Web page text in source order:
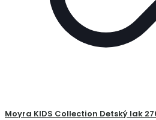
Moyra KIDS Collection Detský lak